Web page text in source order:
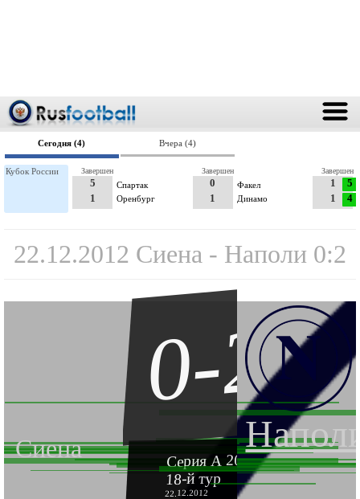
Сегодня (4) Вчера (4)
Кубок России
Спартак
5
1
Оренбург
Завершен
Факел
0
1
Динамо
Завершен
1
1
5
4
Завершен
22.12.2012 Сиена - Наполи 0:2
Сиена
0-2
Серия А 2012-2013
18-й тур
22.12.2012